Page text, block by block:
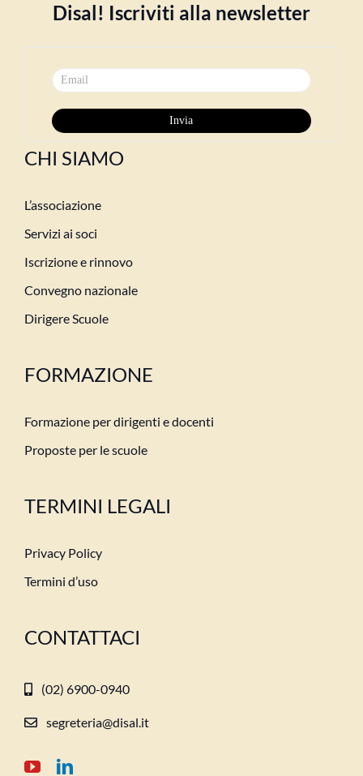
Disal! Iscriviti alla newsletter
CHI SIAMO
L’associazione
Servizi ai soci
Iscrizione e rinnovo
Convegno nazionale
Dirigere Scuole
FORMAZIONE
Formazione per dirigenti e docenti
Proposte per le scuole
TERMINI LEGALI
Privacy Policy
Termini d’uso
CONTATTACI
(02) 6900-0940
segreteria@disal.it